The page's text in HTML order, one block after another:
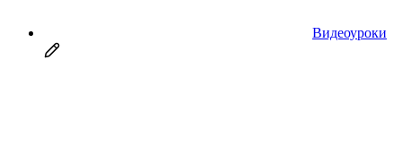
Видеоуроки